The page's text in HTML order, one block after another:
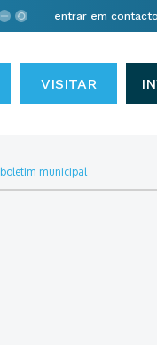
entrar em contacto
VISITAR
boletim municipal